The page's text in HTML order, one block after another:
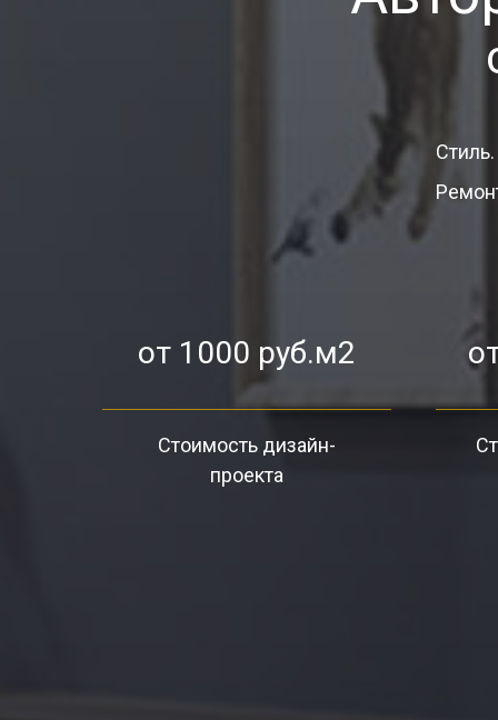
от 1000 руб.м2
Стоимость дизайн-
проекта